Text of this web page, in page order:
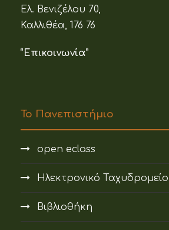
Ελ. Βενιζέλου 70,
Καλλιθέα, 176 76
“Επικοινωνία”
Το Πανεπιστήμιο
open eclass
Ηλεκτρονικό Ταχυδρομείο
Βιβλιοθήκη